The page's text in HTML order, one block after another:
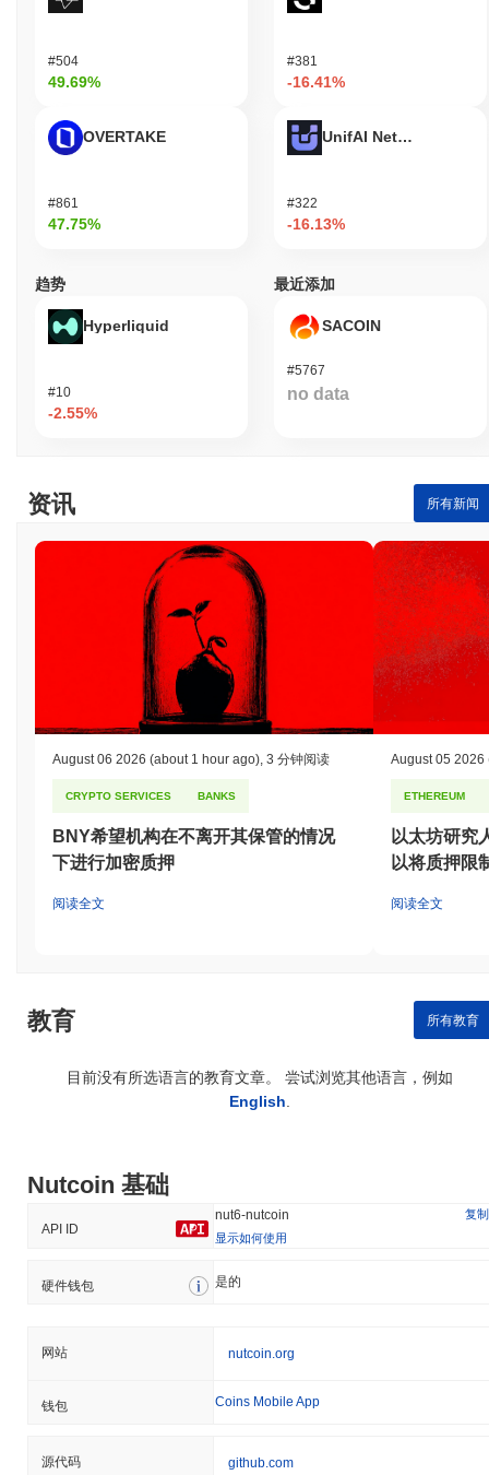
更新其安全协议。
Nutcoin (NUT) 常见问题 – 关键指标与市场洞察
Nutcoin (NUT) 在 centralized 加密货币交易所广泛可用。 最活跃的
平台是
交易对的24小时交易量超过
Uniswap V3 (Ethereum)。
截至过去24小时,Nutcoin 的交易量为CN¥627,398.00
Nutcoin 的价格范围历史是什么?
历史最低价(ATL):
,按市场规模在全球排名第
1689 位。该数字是根据其 20 092 757 543 431 个 NUT 代币的流通
与更广泛的加密市场相比,Nutcoin 的表现如何?
在过去7天里,Nutcoin 下跌了 2.99%
,表现不及整体加密市场 其上涨
。这表明相对于更广泛的市场势头,NUT 的价格走势暂时
#504
49.69%
OVERTAKE
#861
47.75%
#381
-16.41%
UnifAI Network
#322
-16.13%
趋势
Hyperliquid
#10
-2.55%
最近添加
SACOIN
#5767
no data
资讯 所有新闻
August 06 2026 (about 1 hour ago), 3 分钟阅读
CRYPTO SERVICES BANKS
BNY希望机构在不离开其保管的情况
下进行加密质押
阅读全文
August 05 2026
ETHEREUM
以太坊研究
以将质押限
阅读全文
教育 所有教育
目前没有所选语言的教育文章。 尝试浏览其他语言，例如
English
Nutcoin 基础
API ID
nut6-nutcoin
复制
显示如何使用
硬件钱包 是的
网站 nutcoin.org
钱包 Coins Mobile App
源代码 github.com